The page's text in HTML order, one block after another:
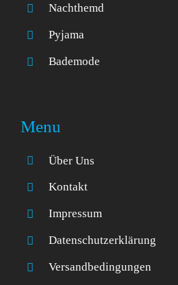
Nachthemd
Pyjama
Bademode
Menu
Über Uns
Kontakt
Impressum
Datenschutzerklärung
Versandbedingungen